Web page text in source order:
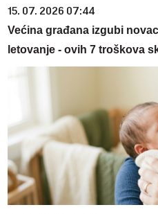
15. 07. 2026 07:44
Većina građana izgubi
letovanje - ovih 7 troškova